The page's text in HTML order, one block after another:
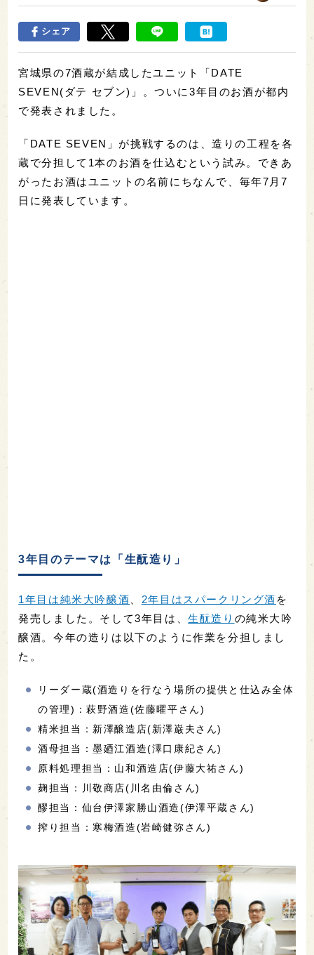
シェア
宮城県の7酒蔵が結成したユニット「DATE
SEVEN(ダテ セブン)」。ついに3年目のお酒が都内
で発表されました。
「DATE SEVEN」が挑戦するのは、造りの工程を各
蔵で分担して1本のお酒を仕込むという試み。できあ
がったお酒はユニットの名前にちなんで、毎年7月7
日に発表しています。
3年目のテーマは「生酛造り」
1年目は純米大吟醸酒 2年目はスパークリング酒 を
発売しました。そして3年目は、生酛造り の純米大吟
醸酒。今年の造りは以下のように作業を分担しまし
た。
リーダー蔵(酒造りを行なう場所の提供と仕込み全体
の管理)：萩野酒造(佐藤曜平さん)
精米担当：新澤醸造店(新澤巌夫さん)
酒母担当：墨廼江酒造(澤口康紀さん)
原料処理担当：山和酒造店(伊藤大祐さん)
麹担当：川敬商店(川名由倫さん)
醪担当：仙台伊澤家勝山酒造(伊澤平蔵さん)
搾り担当：寒梅酒造(岩崎健弥さん)